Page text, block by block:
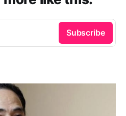
Subscribe